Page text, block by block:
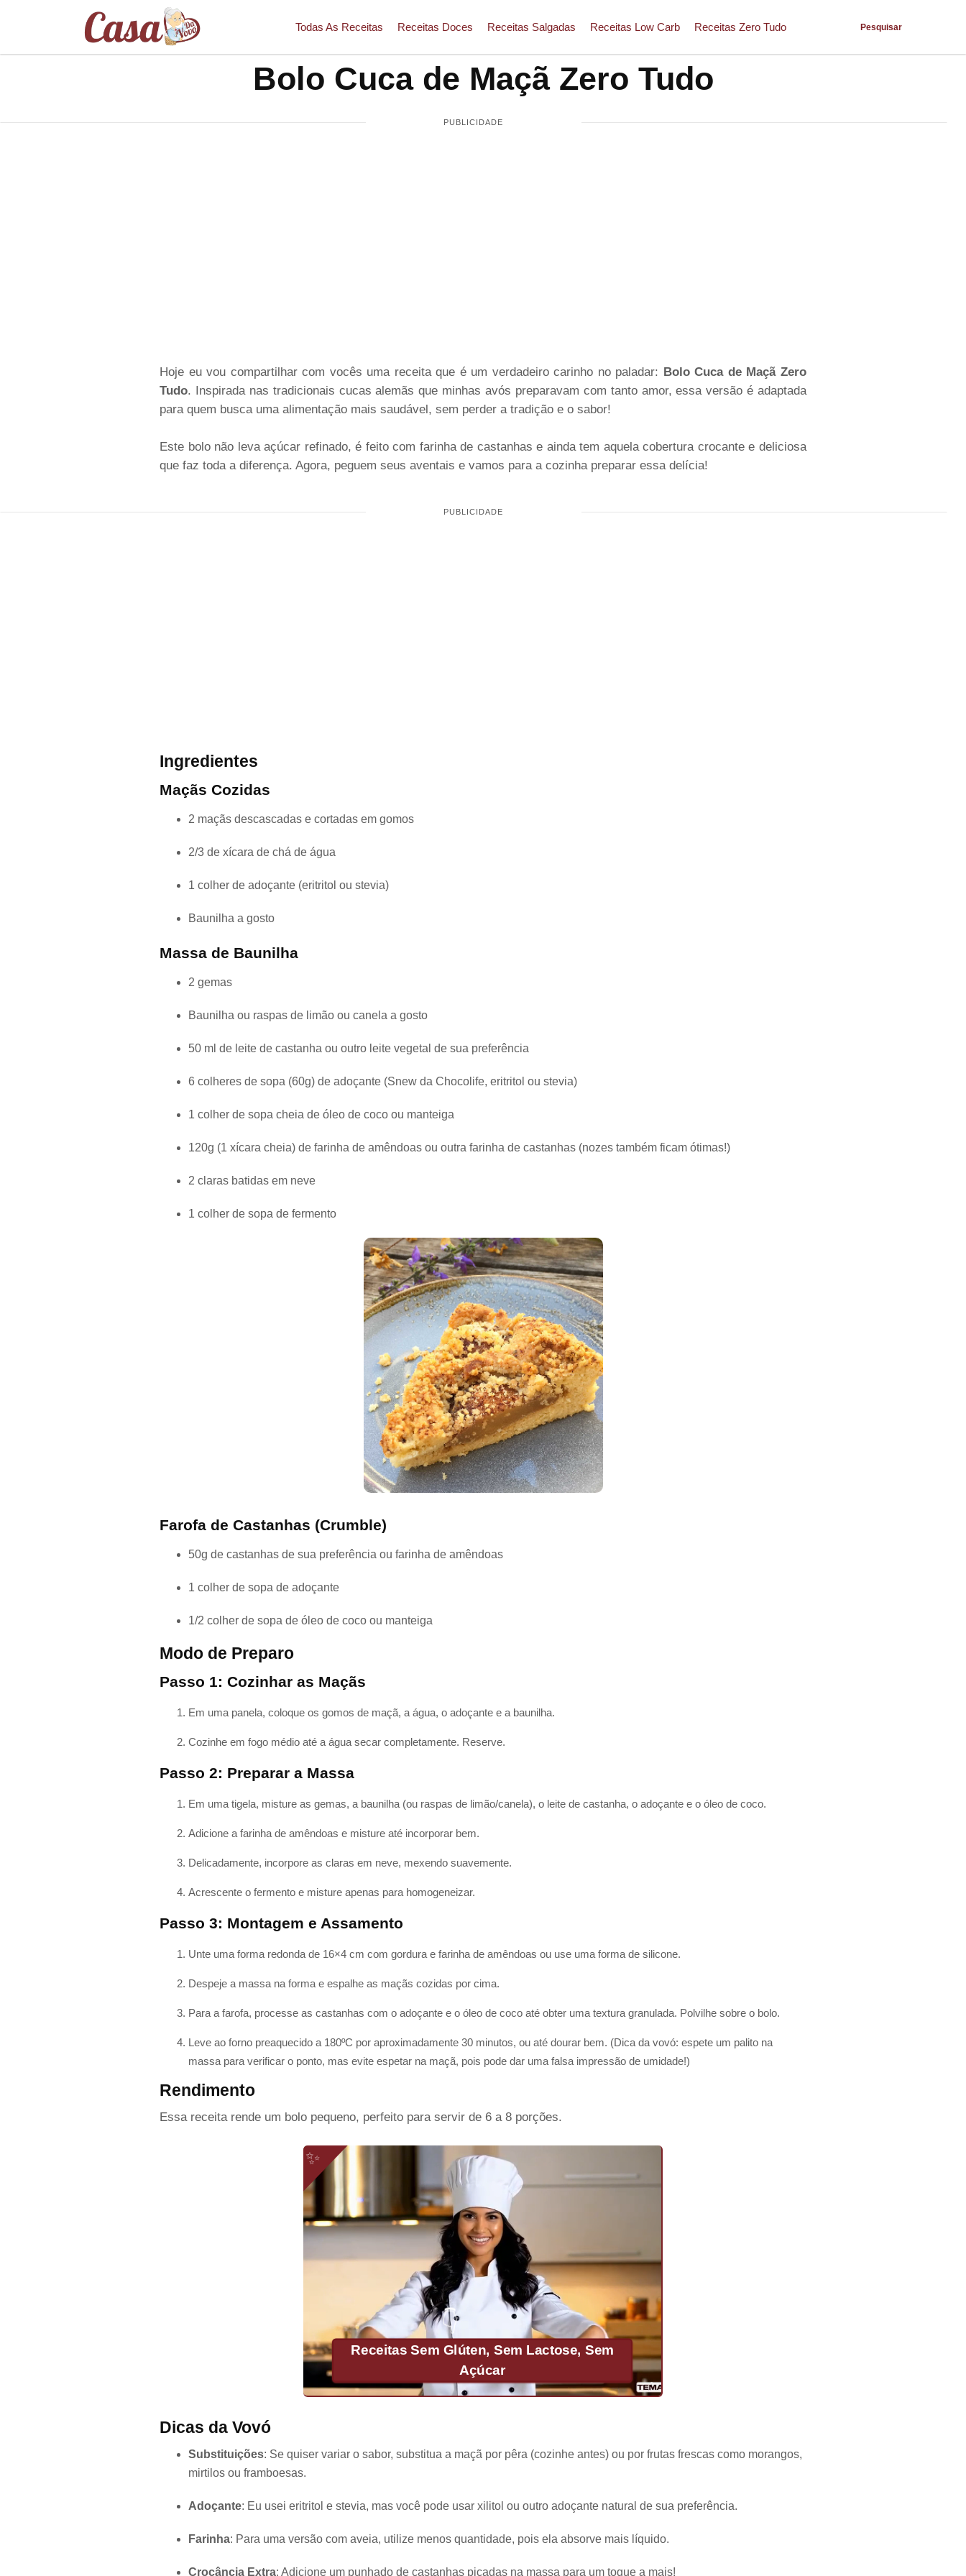
Todas As Receitas Receitas Doces Receitas Salgadas Receitas Low Carb Receitas Zero Tudo Pesquisar
Bolo Cuca de Maçã Zero Tudo
Hoje eu vou compartilhar com vocês uma receita que é um verdadeiro carinho no paladar: Bolo Cuca de Maçã Zero
Tudo. Inspirada nas tradicionais cucas alemãs que minhas avós preparavam com tanto amor, essa versão é adaptada
para quem busca uma alimentação mais saudável, sem perder a tradição e o sabor!
Este bolo não leva açúcar refinado, é feito com farinha de castanhas e ainda tem aquela cobertura crocante e deliciosa
que faz toda a diferença. Agora, peguem seus aventais e vamos para a cozinha preparar essa delícia!
Ingredientes
Maçãs Cozidas
2 maçãs descascadas e cortadas em gomos
2/3 de xícara de chá de água
1 colher de adoçante (eritritol ou stevia)
Baunilha a gosto
Massa de Baunilha
2 gemas
Baunilha ou raspas de limão ou canela a gosto
50 ml de leite de castanha ou outro leite vegetal de sua preferência
6 colheres de sopa (60g) de adoçante (Snew da Chocolife, eritritol ou stevia)
1 colher de sopa cheia de óleo de coco ou manteiga
120g (1 xícara cheia) de farinha de amêndoas ou outra farinha de castanhas (nozes também ficam ótimas!)
2 claras batidas em neve
1 colher de sopa de fermento
Farofa de Castanhas (Crumble)
50g de castanhas de sua preferência ou farinha de amêndoas
1 colher de sopa de adoçante
1/2 colher de sopa de óleo de coco ou manteiga
Modo de Preparo
Passo 1: Cozinhar as Maçãs
Em uma panela, coloque os gomos de maçã, a água, o adoçante e a baunilha.
Cozinhe em fogo médio até a água secar completamente. Reserve.
Passo 2: Preparar a Massa
Em uma tigela, misture as gemas, a baunilha (ou raspas de limão/canela), o leite de castanha, o adoçante e o óleo de coco.
Adicione a farinha de amêndoas e misture até incorporar bem.
Delicadamente, incorpore as claras em neve, mexendo suavemente.
Acrescente o fermento e misture apenas para homogeneizar.
Passo 3: Montagem e Assamento
Unte uma forma redonda de 16×4 cm com gordura e farinha de amêndoas ou use uma forma de silicone.
Despeje a massa na forma e espalhe as maçãs cozidas por cima.
Para a farofa, processe as castanhas com o adoçante e o óleo de coco até obter uma textura granulada. Polvilhe sobre o bolo.
Leve ao forno preaquecido a 180ºC por aproximadamente 30 minutos, ou até dourar bem. (Dica da vovó: espete um palito na
massa para verificar o ponto, mas evite espetar na maçã, pois pode dar uma falsa impressão de umidade!)
Rendimento
Essa receita rende um bolo pequeno, perfeito para servir de 6 a 8 porções.
Receitas Sem Glúten, Sem Lactose, Sem
Açúcar
Dicas da Vovó
Substituições: Se quiser variar o sabor, substitua a maçã por pêra (cozinhe antes) ou por frutas frescas como morangos,
mirtilos ou framboesas.
Adoçante: Eu usei eritritol e stevia, mas você pode usar xilitol ou outro adoçante natural de sua preferência.
Farinha: Para uma versão com aveia, utilize menos quantidade, pois ela absorve mais líquido.
Crocância Extra: Adicione um punhado de castanhas picadas na massa para um toque a mais!